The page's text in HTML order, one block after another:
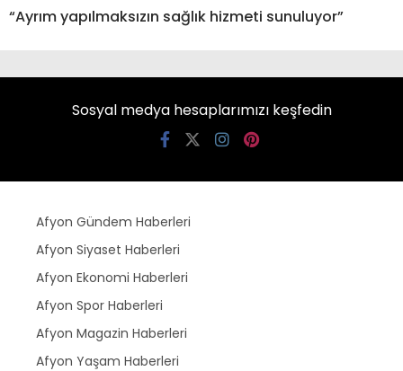
“Ayrım yapılmaksızın sağlık hizmeti sunuluyor”
Sosyal medya hesaplarımızı keşfedin
Afyon Gündem Haberleri
Afyon Siyaset Haberleri
Afyon Ekonomi Haberleri
Afyon Spor Haberleri
Afyon Magazin Haberleri
Afyon Yaşam Haberleri